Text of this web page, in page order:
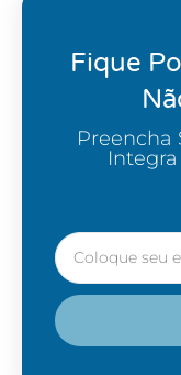
Fique
Preencha